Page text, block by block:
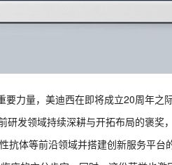
要力量，美迪西在即将成立20周年之
发领域持续深耕与开拓布局的褒奖
抗体等前沿领域并搭建创新服务平